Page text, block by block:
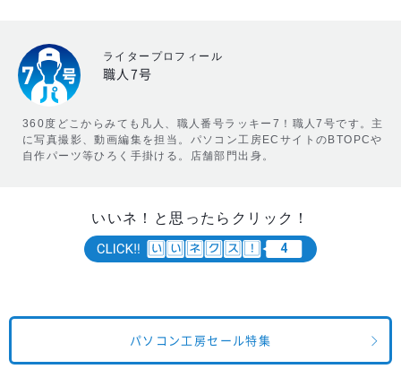
ライタープロフィール
職人7号
360度どこからみても凡人、職人番号ラッキー7！職人7号です。主
に写真撮影、動画編集を担当。パソコン工房ECサイトのBTOPCや
自作パーツ等ひろく手掛ける。店舗部門出身。
いいネ！と思ったらクリック！
4
パソコン工房セール特集